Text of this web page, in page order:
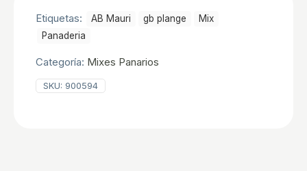
Etiquetas: AB Mauri gb plange
Mix
Panaderia
Categoría: Mixes Panarios
SKU: 900594